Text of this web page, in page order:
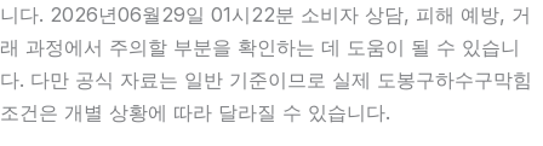
니다. 2026년06월29일 01시22분 소비자 상담, 피해 예방, 거
래 과정에서 주의할 부분을 확인하는 데 도움이 될 수 있습니
다. 다만 공식 자료는 일반 기준이므로 실제 도봉구하수구막힘
조건은 개별 상황에 따라 달라질 수 있습니다.